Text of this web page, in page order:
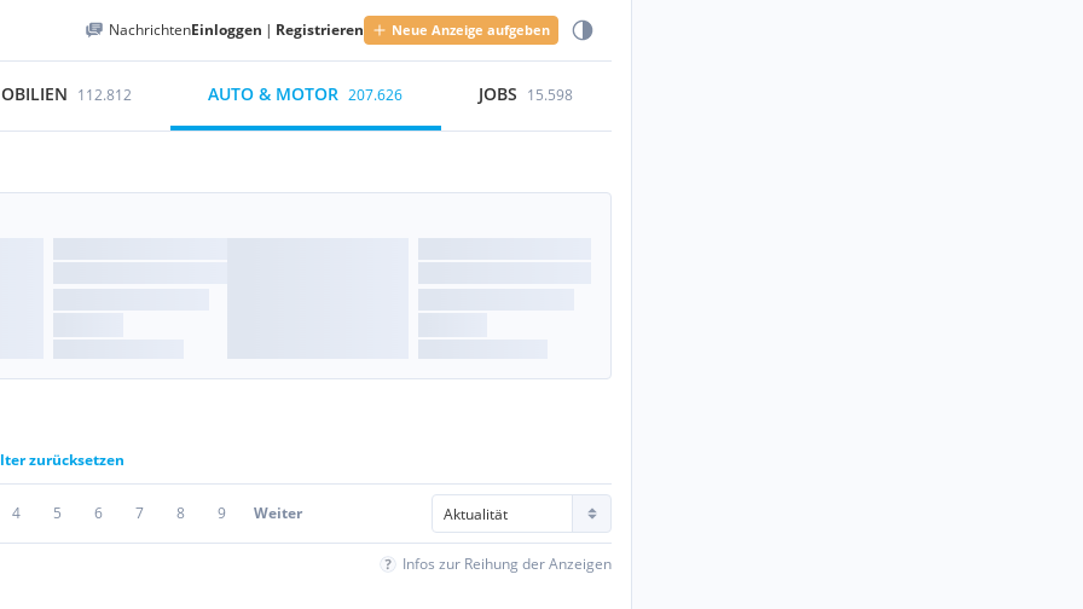
NachrichtenEinloggen | Registrieren Neue Anzeige aufgeben
112.812 AUTO & MOTOR 207.626 JOBS 15.598
zurücksetzen
4 5 6 7 8 9 Weiter
Infos zur Reihung der Anzeigen